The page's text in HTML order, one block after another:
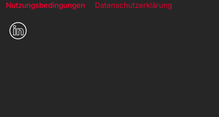
Nutzungsbedingungen
Datenschutzerklärung